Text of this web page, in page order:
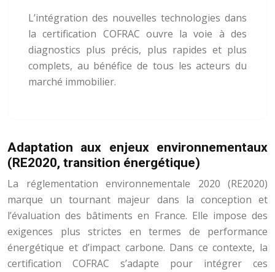
L’intégration des nouvelles technologies dans
la certification COFRAC ouvre la voie à des
diagnostics plus précis, plus rapides et plus
complets, au bénéfice de tous les acteurs du
marché immobilier.
Adaptation aux enjeux environnementaux
(RE2020, transition énergétique)
La réglementation environnementale 2020 (RE2020)
marque un tournant majeur dans la conception et
l’évaluation des bâtiments en France. Elle impose des
exigences plus strictes en termes de performance
énergétique et d’impact carbone. Dans ce contexte, la
certification COFRAC s’adapte pour intégrer ces